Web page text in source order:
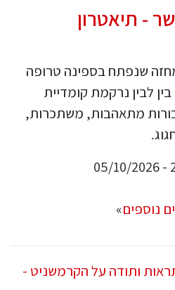
- תיאטרון
שנפתח בספינה טרופה
לבין נרקמת קומדיית
מתאהבות, משתכרות,
נוספים»